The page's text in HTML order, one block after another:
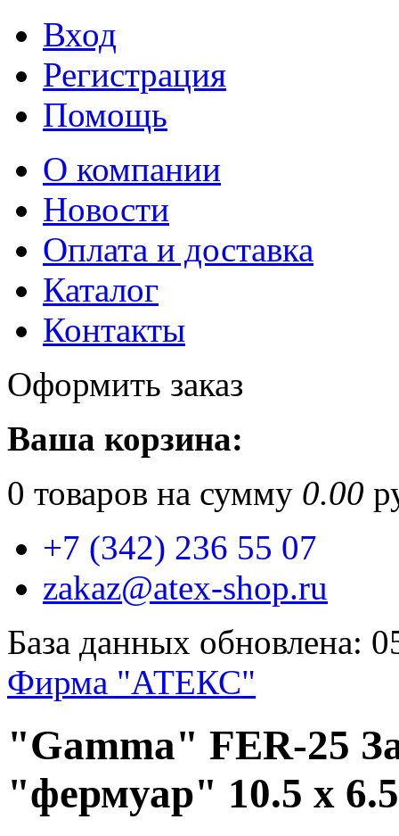
Вход
Регистрация
Помощь
О компании
Новости
Оплата и доставка
Каталог
Контакты
Оформить заказ
Ваша корзина:
0 товаров на сумму 0.00
+7 (342) 236 55 07
zakaz@atex-shop.ru
База данных обновлена:
Фирма "АТЕКС"
"Gamma" FER-25
"фермуар" 10.5 x